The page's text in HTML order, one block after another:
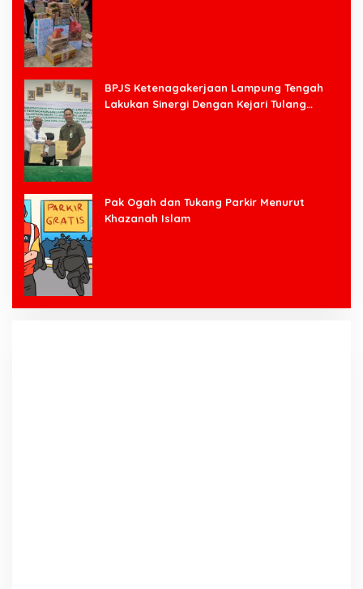
BPJS Ketenagakerjaan Lampung Tengah
Lakukan Sinergi Dengan Kejari Tulang
Pak Ogah dan Tukang Parkir Menurut
Khazanah Islam